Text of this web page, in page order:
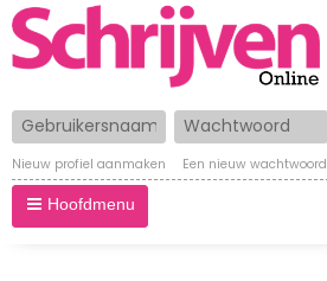
Gebruikersnaam Wachtwoord
Nieuw profiel aanmaken Een nieuw
Hoofdmenu